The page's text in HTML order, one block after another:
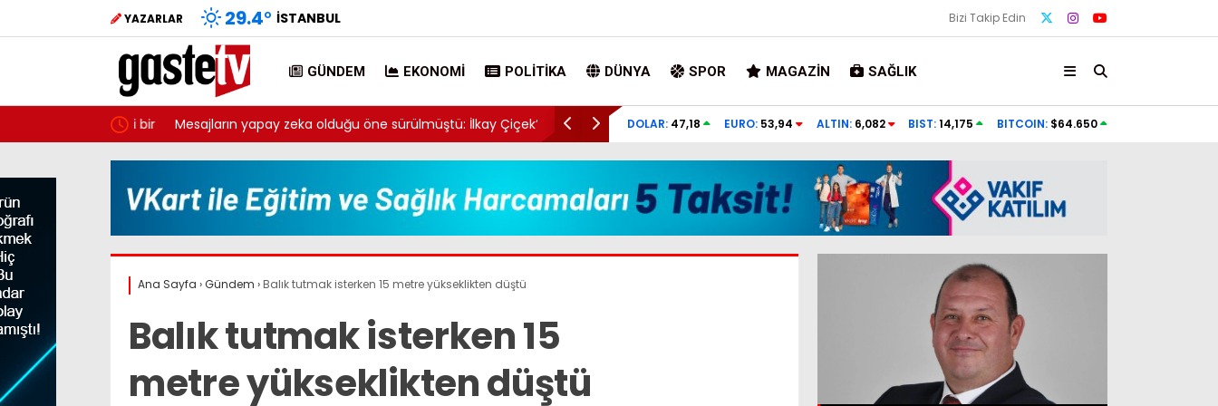
YAZARLAR 29.4° İSTANBUL Bizi Takip Edin
GÜNDEM EKONOMI POLITIKA DÜNYA SPOR MAGAZIN SAĞLIK
tarihi bir
Mesajların yapay zeka olduğu öne sürülmüştü: İlkay Çiçek’le ilgili
yeni tespitler dosyada
Bakan Kurum: Bu işler ahbap çavuş ilişkisiyle yürümez
Ermenistan’da kilise ile hükümet
taşındı
DOLAR: 47,18 EURO: 53,94 ALTIN: 6,082 BIST:14,175 BITCOIN: $64.650
Ana Sayfa ›Gündem › Balık tutmak isterken 15 metre yükseklikten düştü
Balık tutmak isterken 15
metre yükseklikten düştü